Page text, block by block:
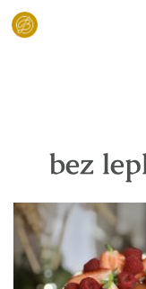
Skip
bez